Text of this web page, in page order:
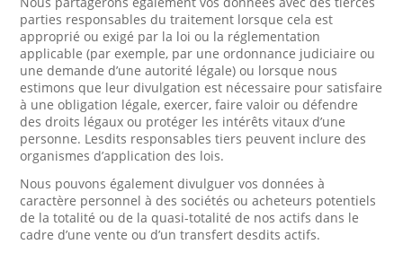
parties responsables du traitement lorsque cela est
approprié ou exigé par la loi ou la réglementation
applicable (par exemple, par une ordonnance judiciaire ou
une demande d’une autorité légale) ou lorsque nous
estimons que leur divulgation est nécessaire pour satisfaire
à une obligation légale, exercer, faire valoir ou défendre
des droits légaux ou protéger les intérêts vitaux d’une
personne. Lesdits responsables tiers peuvent inclure des
organismes d’application des lois.
Nous pouvons également divulguer vos données à
caractère personnel à des sociétés ou acheteurs potentiels
de la totalité ou de la quasi-totalité de nos actifs dans le
cadre d’une vente ou d’un transfert desdits actifs.